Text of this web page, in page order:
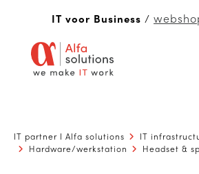
IT voor Business /
IT partner I Alfa solutions
IT
Hardware/werkstation
Headset &